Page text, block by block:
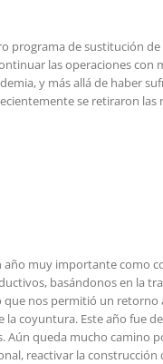
programa de sustitución
las operaciones con
y más allá de haber
se retiraron las
año muy importante como
basándonos en la
que nos permitió un
coyuntura. Este año fue
queda mucho camino
reactivar la